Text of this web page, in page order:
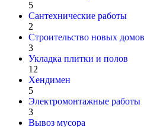
5
Сантехнические работы
2
Строительство новых домов
3
Укладка плитки и полов
12
Хендимен
5
Электромонтажные работы
3
Вывоз мусора